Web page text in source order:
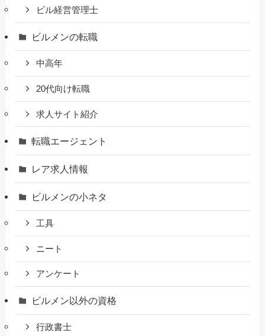
ビル経営管理士
ビルメンの転職
中高年
20代向け転職
求人サイト紹介
転職エージェント
レア求人情報
ビルメンの小ネタ
工具
ニート
アンケート
ビルメン以外の資格
行政書士